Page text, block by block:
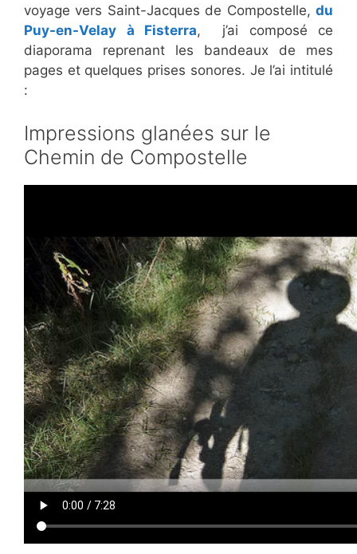
voyage vers Saint-Jacques de Compostelle, du
Puy-en-Velay à Fisterra, j’ai composé ce
diaporama reprenant les bandeaux de mes
pages et quelques prises sonores. Je l’ai intitulé
:
Impressions glanées sur le
Chemin de Compostelle